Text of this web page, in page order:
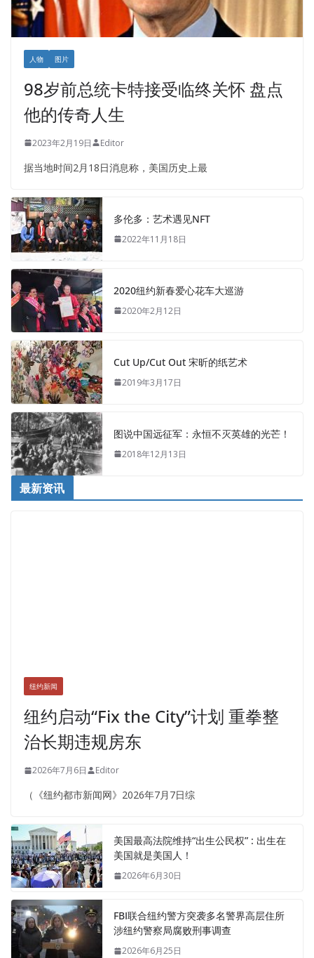
人物 图片
98岁前总统卡特接受临终关怀 盘点
他的传奇人生
2023年2月19日 Editor
据当地时间2月18日消息称，美国历史上最
多伦多：艺术遇见NFT
2022年11月18日
2020纽约新春爱心花车大巡游
2020年2月12日
Cut Up/Cut Out 宋昕的纸艺术
2019年3月17日
图说中国远征军：永恒不灭英雄的光芒！
2018年12月13日
最新资讯
纽约新闻
纽约启动“Fix the City”计划 重拳整
治长期违规房东
2026年7月6日 Editor
（《纽约都市新闻网》2026年7月7日综
美国最高法院维持“出生公民权” : 出生在
美国就是美国人！
2026年6月30日
FBI联合纽约警方突袭多名警界高层住所
涉纽约警察局腐败刑事调查
2026年6月25日